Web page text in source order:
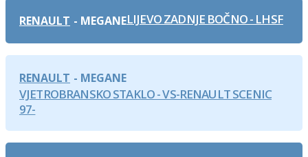
RENAULT LIJEVO ZADNJE BOČNO - LHSF
MEGANE
RENAULT
VJETROBRANSKO STAKLO - VS-RENAULT SCENIC
97-
MEGANE